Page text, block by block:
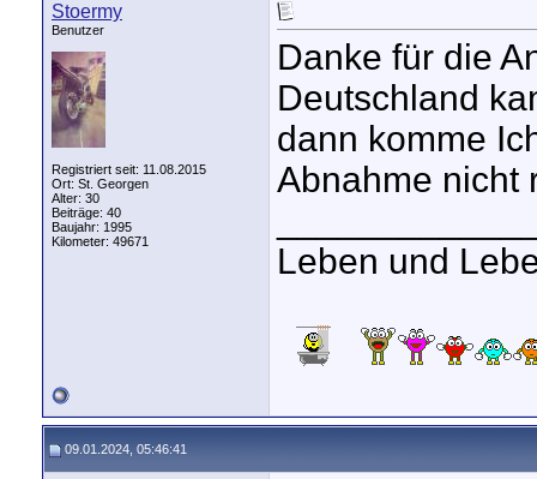
Stoermy
Benutzer
Registriert seit: 11.08.2015
Ort: St. Georgen
Alter: 30
Beiträge: 40
Baujahr: 1995
Kilometer: 49671
Danke für die
Deutschland
dann komme
Abnahme nicht
Leben und
09.01.2024, 05:46:41